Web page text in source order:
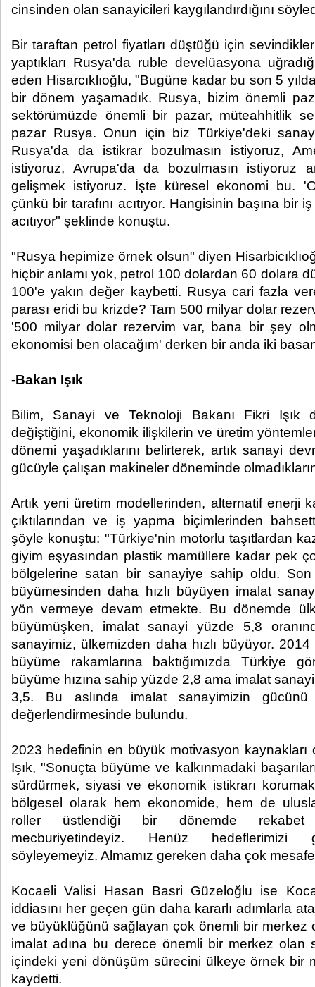
cinsinden olan sanayicileri kaygılandırdığını
Bir taraftan petrol fiyatları düştüğü için
yaptıkları Rusya'da ruble develüasyona
eden Hisarcıklıoğlu, "Bugüne kadar bu son 5
bir dönem yaşamadık. Rusya, bizim önemli
sektörümüzde önemli bir pazar, müteahhitlik
pazar Rusya. Onun için biz Türkiye'deki
Rusya'da da istikrar bozulmasın istiyoruz,
istiyoruz, Avrupa'da da bozulmasın istiyoruz
gelişmek istiyoruz. İşte küresel ekonomi bu.
çünkü bir tarafını acıtıyor. Hangisinin başına bir
acıtıyor" şeklinde konuştu.
"Rusya hepimize örnek olsun" diyen
hiçbir anlamı yok, petrol 100 dolardan 60 dolara
100'e yakın değer kaybetti. Rusya cari fazla
parası eridi bu krizde? Tam 500 milyar dolar
'500 milyar dolar rezervim var, bana bir şey
ekonomisi ben olacağım' derken bir anda iki
-Bakan Işık
Bilim, Sanayi ve Teknoloji Bakanı Fikri Işık
değiştiğini, ekonomik ilişkilerin ve üretim
dönemi yaşadıklarını belirterek, artık sanayi
gücüyle çalışan makineler döneminde
Artık yeni üretim modellerinden, alternatif enerji
çıktılarından ve iş yapma biçimlerinden
şöyle konuştu: "Türkiye'nin motorlu taşıtlardan
giyim eşyasından plastik mamüllere kadar pek
bölgelerine satan bir sanayiye sahip oldu. Son
büyümesinden daha hızlı büyüyen imalat
yön vermeye devam etmekte. Bu dönemde
büyümüşken, imalat sanayi yüzde 5,8
sanayimiz, ülkemizden daha hızlı büyüyor. 2014
büyüme rakamlarına baktığımızda Türkiye
büyüme hızına sahip yüzde 2,8 ama imalat
3,5. Bu aslında imalat sanayimizin
değerlendirmesinde bulundu.
2023 hedefinin en büyük motivasyon
Işık, "Sonuçta büyüme ve kalkınmadaki
sürdürmek, siyasi ve ekonomik istikrarı
bölgesel olarak hem ekonomide, hem de
roller üstlendiği bir dönemde rekabet
mecburiyetindeyiz. Henüz hedeflerimizi
söyleyemeyiz. Almamız gereken daha çok
Kocaeli Valisi Hasan Basri Güzeloğlu ise
iddiasını her geçen gün daha kararlı adımlarla
ve büyüklüğünü sağlayan çok önemli bir merkez
imalat adına bu derece önemli bir merkez olan
içindeki yeni dönüşüm sürecini ülkeye örnek bir
kaydetti.